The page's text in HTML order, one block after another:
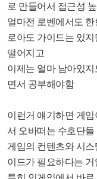
로 만들어서 접근성
얼마전 로벤에서도 한
로아도 가이드는 있
떨어지고
이제는 얼마 남아있
면서 공부해야함
이런거 얘기하면 게
서 오바떠는 수호단들
게임의 컨텐츠와 시
이드가 필요하다는 거